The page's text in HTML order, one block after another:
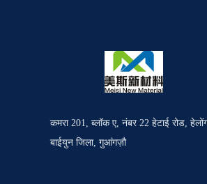
कमरा 201, ब्लॉक ए, नंबर 22 हेटाई रोड,
बाईयुन जिला, गुआंगज़ौ